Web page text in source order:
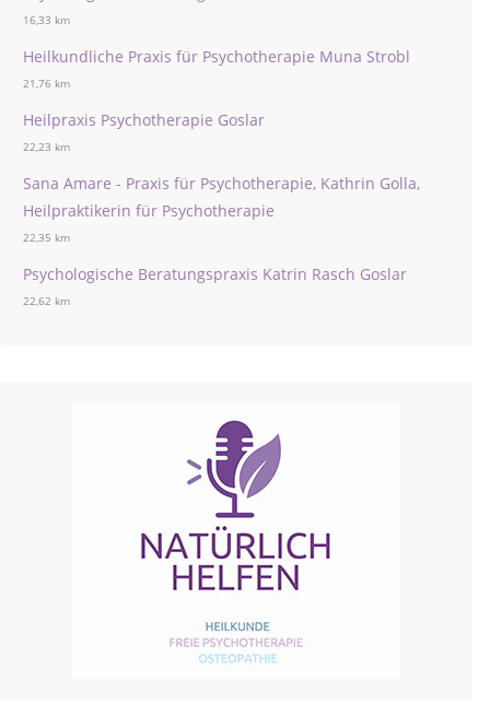
16,33 km
Heilkundliche Praxis für Psychotherapie Muna Strobl
21,76 km
Heilpraxis Psychotherapie Goslar
22,23 km
Sana Amare - Praxis für Psychotherapie, Kathrin Golla,
Heilpraktikerin für Psychotherapie
22,35 km
Psychologische Beratungspraxis Katrin Rasch Goslar
22,62 km